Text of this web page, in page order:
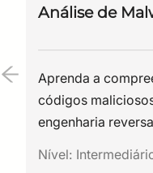
Digite sua
CPF
Digite sua
Análise de
Aprenda a
códigos
engenharia
Nível: